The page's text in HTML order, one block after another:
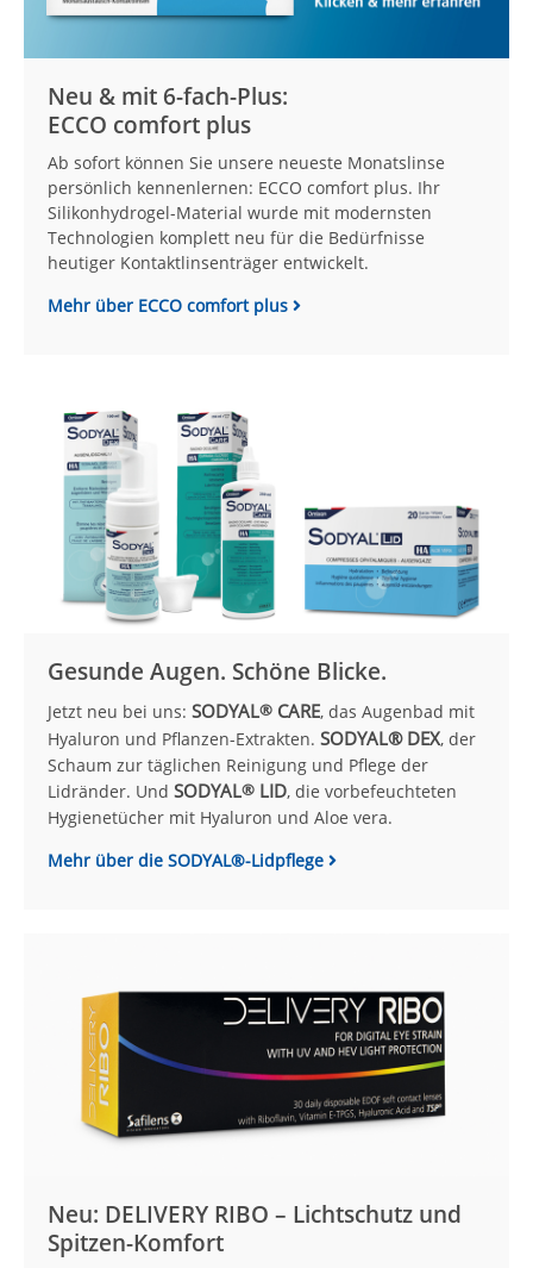
Neu & mit 6-fach-Plus:
ECCO comfort plus
Ab sofort können Sie unsere neueste Monatslinse
persönlich kennenlernen: ECCO comfort plus. Ihr
Silikonhydrogel-Material wurde mit modernsten
Technologien komplett neu für die Bedürfnisse
heutiger Kontaktlinsenträger entwickelt.
Mehr über ECCO comfort plus
Gesunde Augen. Schöne Blicke.
Jetzt neu bei uns: SODYAL® CARE, das Augenbad mit
Hyaluron und Pflanzen-Extrakten. SODYAL® DEX, der
Schaum zur täglichen Rei­ni­gung und Pflege der
Lidränder. Und SODYAL® LID, die vor­be­feuch­te­ten
Hy­gie­ne­tü­cher mit Hyalu­ron und Aloe vera.
Mehr über die SODYAL®-Lidpflege
Neu: DELIVERY RIBO – Lichtschutz und
Spitzen-Komfort